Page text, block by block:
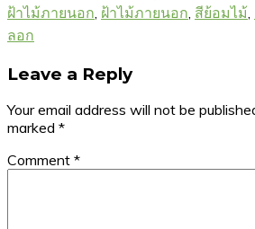
ฝ้าไม้ภายนอก ฝ้าไม้ภายนอก สีย้อมไม้
ลอก
Leave a Reply
Your email address will not be
marked *
Comment *